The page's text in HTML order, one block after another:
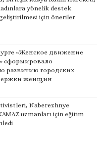
yönelik destek
için öneriler
«Женское движение
сформировало
развитию городских
женщин
Naberezhnye
uzmanları için eğitim